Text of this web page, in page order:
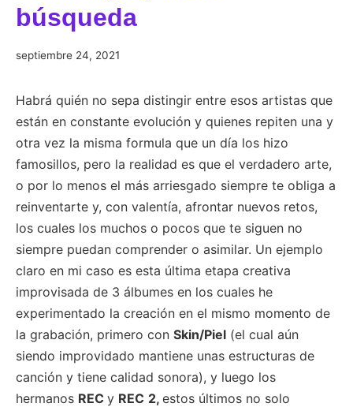
búsqueda
septiembre 24, 2021
Habrá quién no sepa distingir entre esos artistas que
están en constante evolución y quienes repiten una y
otra vez la misma formula que un día los hizo
famosillos, pero la realidad es que el verdadero arte,
o por lo menos el más arriesgado siempre te obliga a
reinventarte y, con valentía, afrontar nuevos retos,
los cuales los muchos o pocos que te siguen no
siempre puedan comprender o asimilar. Un ejemplo
claro en mi caso es esta última etapa creativa
improvisada de 3 álbumes en los cuales he
experimentado la creación en el mismo momento de
la grabación, primero con Skin/Piel (el cual aún
siendo improvidado mantiene unas estructuras de
canción y tiene calidad sonora), y luego los
hermanos REC y REC 2, estos últimos no solo